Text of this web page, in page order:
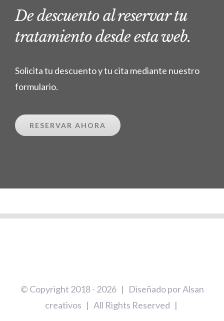
De descuento al reservar tu
tratamiento desde esta web.
Solicita tu descuento y tu cita mediante nuestro
formulario.
RESERVAR AHORA
© Copyright 2018 - 2026 | Diseñado porAlsan
creativos | All Rights Reserved |